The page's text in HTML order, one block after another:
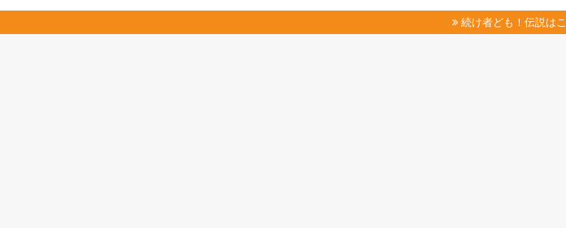
健康
宇宙
続け者ども！伝説は